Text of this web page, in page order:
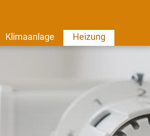
Klimaanlage Heizung